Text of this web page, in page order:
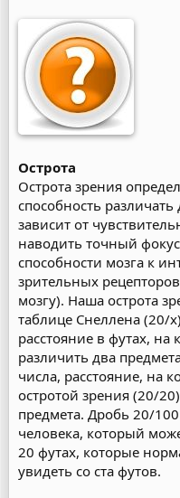
Острота
Острота зрения
способность
зависит от
наводить точный
способности мозга к
зрительных
мозгу). Наша острота
таблице Снеллена (20/
расстояние в футах,
различить два
числа, расстояние, на
остротой зрения (20/
предмета. Дробь 20/
человека, который
20 футах, которые
увидеть со ста футов.